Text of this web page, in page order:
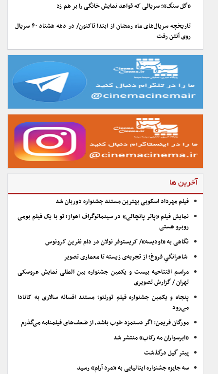
«گل سنگ»؛ سریالی که قواعد نمایش خانگی را بر هم زد
تاریخچه سریال‌های ماه رمضان از ابتدا تاکنون/ در دهه هشتاد ۴۰ سریال
روی آنتن رفت
آخرین ها
فیلم مهرداد اسکویی بهترین مستند جشنواره دوربان شد
نمایش فیلم «پاتر پانچالی» در سینماتوگراف اهواز؛ تو با یک فیلم بومی
روبرو هستی
نگاهی به «اودیسه»/ کریستوفر نولان در دام نفرین کرونوس
شاعرانگیِ فروغ؛ از تجربه‌ی زیسته تا معماری تصویر
مراسم افتتاحیه بیست و یکمین جشنواره بین المللی نمایش عروسکی
تهران / گزارش تصویری
پنجاه و یکمین جشنواره فیلم تورنتو؛ مستند افسانه سالاری به کانادا
می‌رود
مورگان فریمن: اگر دستمزد خوب باشد، از ضعف‌های فیلمنامه می‌گذرم
«ابرسواران مه رکاب» منتشر شد
پیتر گیل درگذشت
سه جایزه جشنواره ایتالیایی به «مرد آرام» رسید